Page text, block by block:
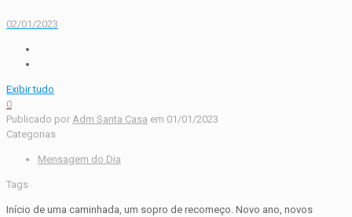
02/01/2023
Exibir tudo
0
Publicado por Adm Santa Casa em 01/01/2023
Categorias
Mensagem do Dia
Tags
Início de uma caminhada, um sopro de recomeço. Novo ano, novos